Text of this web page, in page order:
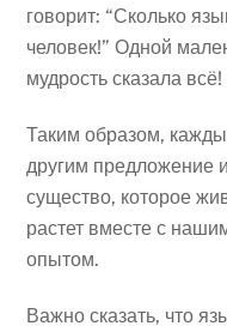
говорит: “Сколько
человек!”Одной
мудрость сказала всё!
Таким образом,
другим предложение
существо, которое
растет вместе с
опытом.
Важно сказать, что